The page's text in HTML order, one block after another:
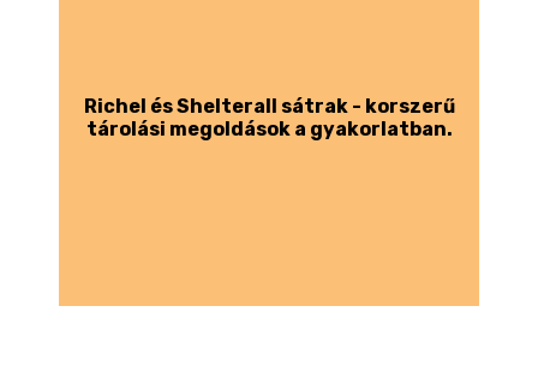
Richel és Shelterall sátrak - korszerű
tárolási megoldások a gyakorlatban.